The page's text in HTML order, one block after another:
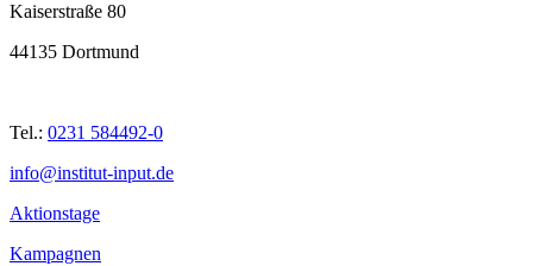
Kaiserstraße 80
44135 Dortmund
Tel.: 0231 584492-0
info@institut-input.de
Aktionstage
Kampagnen